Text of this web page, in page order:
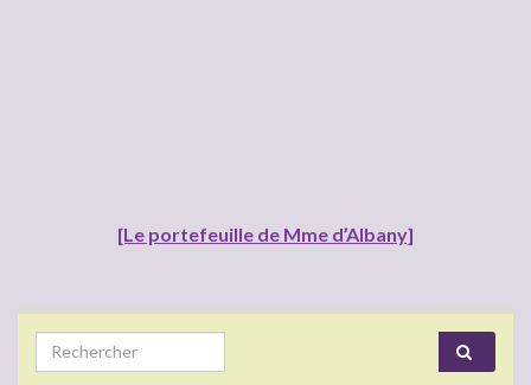
[Le portefeuille de Mme d’Albany]
Search for: